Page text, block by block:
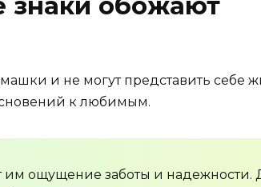
и не могут представить себе
к любимым.
ощущение заботы и надежности.